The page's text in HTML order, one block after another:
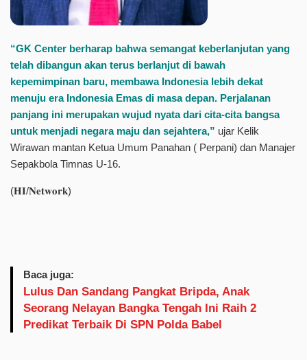
“GK Center berharap bahwa semangat keberlanjutan yang
telah dibangun akan terus berlanjut di bawah
kepemimpinan baru, membawa Indonesia lebih dekat
menuju era Indonesia Emas di masa depan. Perjalanan
panjang ini merupakan wujud nyata dari cita-cita bangsa
untuk menjadi negara maju dan sejahtera,” ujar Kelik
Wirawan mantan Ketua Umum Panahan ( Perpani) dan Manajer
Sepakbola Timnas U-16.
(𝐇𝐈/𝐍𝐞𝐭𝐰𝐨𝐫𝐤)
Baca juga:
Lulus Dan Sandang Pangkat Bripda, Anak
Seorang Nelayan Bangka Tengah Ini Raih 2
Predikat Terbaik Di SPN Polda Babel